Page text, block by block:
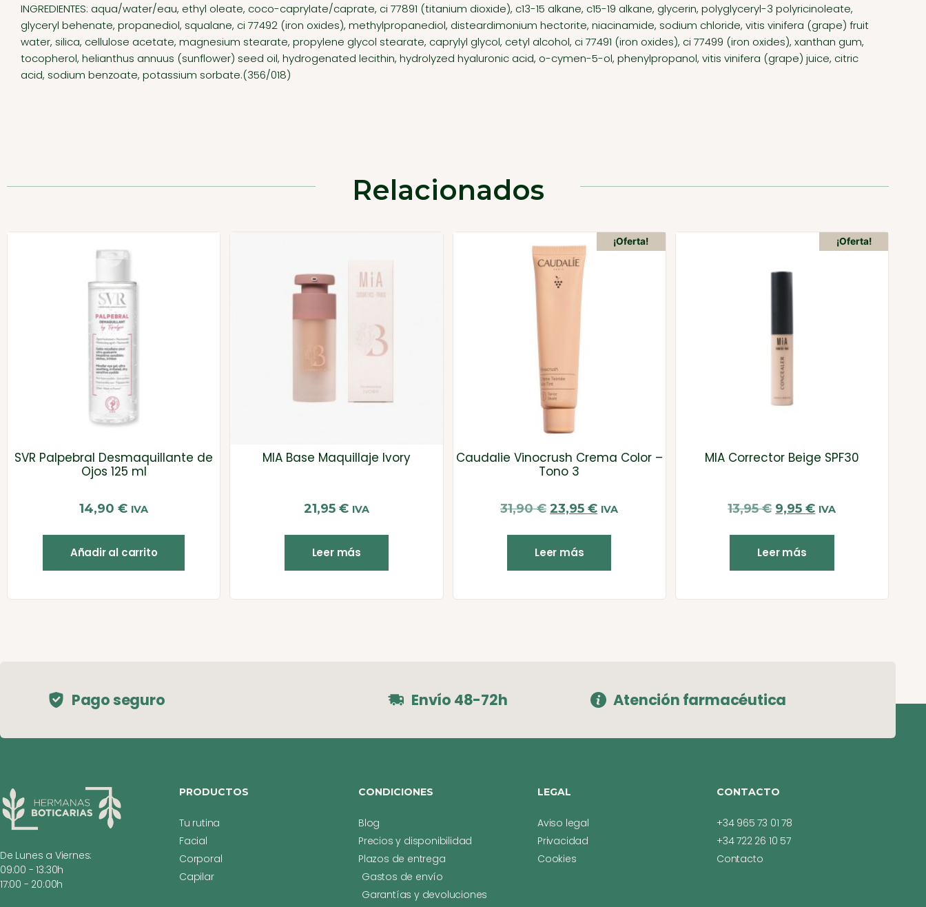
INGREDIENTES: aqua/water/eau, ethyl oleate, coco-caprylate/caprate, ci 77891 (titanium dioxide), c13-15 alkane, c15-19 alkane, glycerin, polyglyceryl-3 polyricinoleate,
glyceryl behenate, propanediol, squalane, ci 77492 (iron oxides), methylpropanediol, disteardimonium hectorite, niacinamide, sodium chloride, vitis vinifera (grape) fruit
water, silica, cellulose acetate, magnesium stearate, propylene glycol stearate, caprylyl glycol, cetyl alcohol, ci 77491 (iron oxides), ci 77499 (iron oxides), xanthan gum,
tocopherol, helianthus annuus (sunflower) seed oil, hydrogenated lecithin, hydrolyzed hyaluronic acid, o-cymen-5-ol, phenylpropanol, vitis vinifera (grape) juice, citric
acid, sodium benzoate, potassium sorbate.(356/018)
Relacionados
SVR Palpebral Desmaquillante de
Ojos 125 ml
14,90€ IVA
Añadir al carrito
MIA Base Maquillaje Ivory
21,95 € IVA
Leer más
¡Oferta!
Caudalie Vinocrush Crema Color –
Tono 3
31,90€ 23,95€ IVA
Leer más
¡Oferta!
MIA Corrector Beige SPF30
13,95€ 9,95€ IVA
Leer más
Pago seguro Envío 48-72h Atención farmacéutica
De Lunes a Viernes:
09:00 - 13:30h
17:00 - 20:00h
PRODUCTOS
Tu rutina
Facial
Corporal
Capilar
CONDICIONES
Blog
Precios y disponibilidad
Plazos de entrega
Gastos de envío
Garantías y devoluciones
LEGAL
Aviso legal
Privacidad
Cookies
CONTACTO
+34 965 73 01 78
+34 722 26 10 57
Contacto